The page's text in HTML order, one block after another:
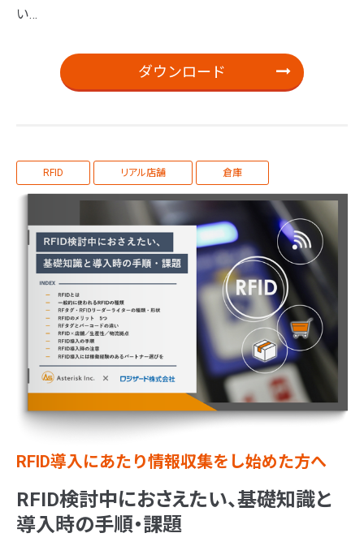
い…
ダウンロード
RFID リアル店舗 倉庫
RFID導入にあたり情報収集をし始めた方へ
RFID検討中におさえたい、基礎知識と
導入時の手順・課題